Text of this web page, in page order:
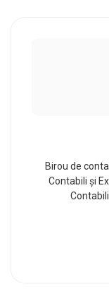
Birou de
Contabili și